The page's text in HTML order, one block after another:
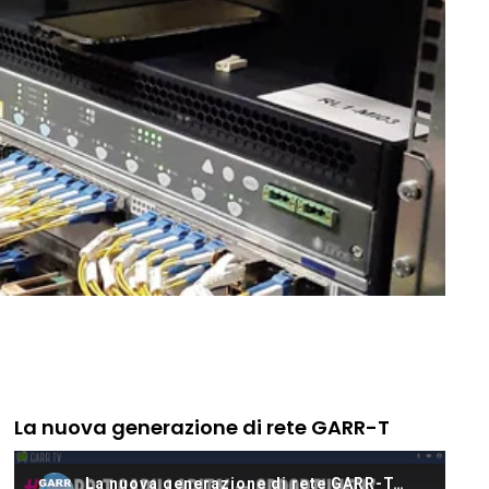
La nuova generazione di rete GARR-T